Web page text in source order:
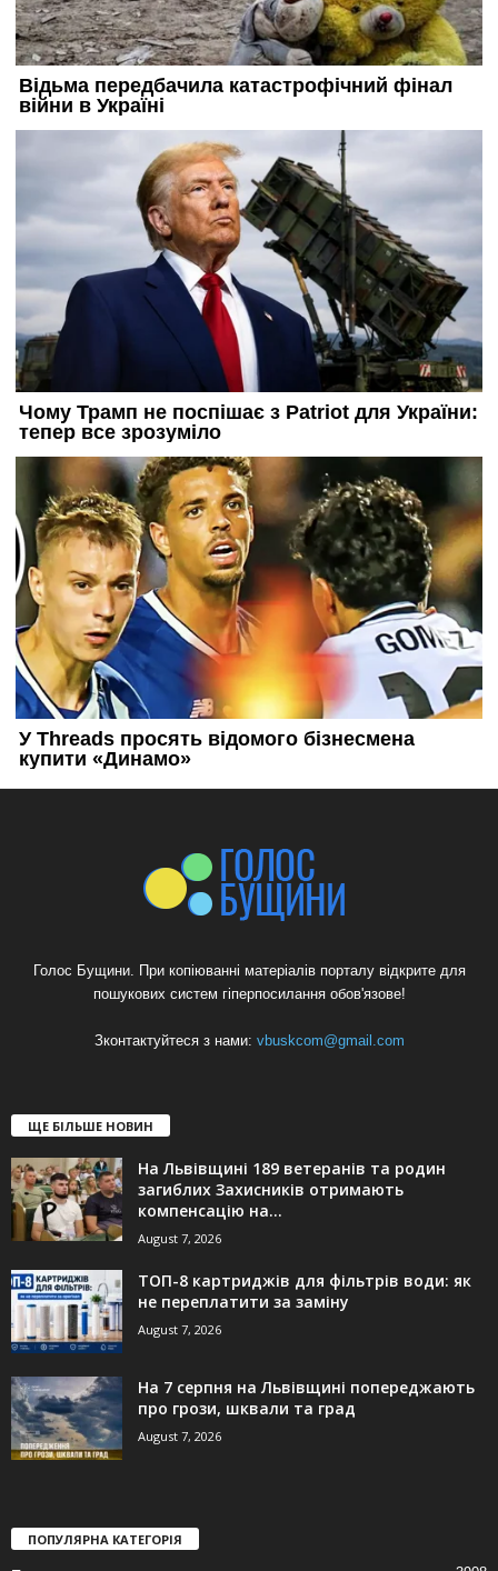
Голос Бущини. При копіюванні матеріалів порталу відкрите для
пошукових систем гіперпосилання обов'язове!
Зконтактуйтеся з нами: vbuskcom@gmail.com
ЩЕ БІЛЬШЕ НОВИН
На Львівщині 189 ветеранів та родин
загиблих Захисників отримають
компенсацію на...
August 7, 2026
ТОП-8 картриджів для фільтрів води: як
не переплатити за заміну
August 7, 2026
На 7 серпня на Львівщині попереджають
про грози, шквали та град
August 7, 2026
ПОПУЛЯРНА КАТЕГОРІЯ